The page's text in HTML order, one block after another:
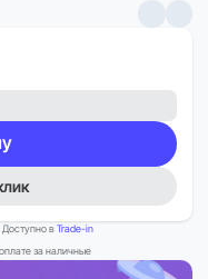
вTrade-in
за наличные